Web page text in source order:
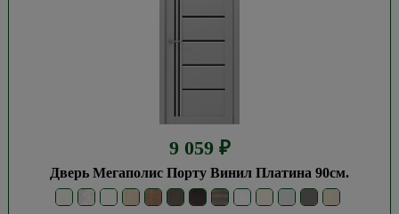
9 059 ₽
Дверь Мегаполис Порту Винил Платина 90см.